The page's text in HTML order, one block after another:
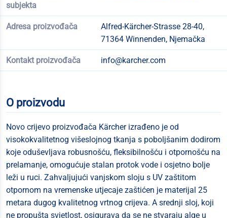
subjekta
Adresa proizvođača
Alfred-Kärcher-Strasse 28-40,
71364 Winnenden, Njemačka
Kontakt proizvođača info@karcher.com
O proizvodu
Novo crijevo proizvođača Kärcher izrađeno je od
visokokvalitetnog višeslojnog tkanja s poboljšanim dodirom
koje oduševljava robusnošću, fleksibilnošću i otpornošću na
prelamanje, omogućuje stalan protok vode i osjetno bolje
leži u ruci. Zahvaljujući vanjskom sloju s UV zaštitom
otpornom na vremenske utjecaje zaštićen je materijal 25
metara dugog kvalitetnog vrtnog crijeva. A srednji sloj, koji
ne propušta svjetlost, osigurava da se ne stvaraju alge u